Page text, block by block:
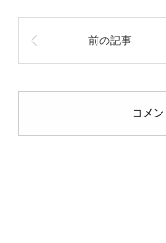
前の記事
コメン